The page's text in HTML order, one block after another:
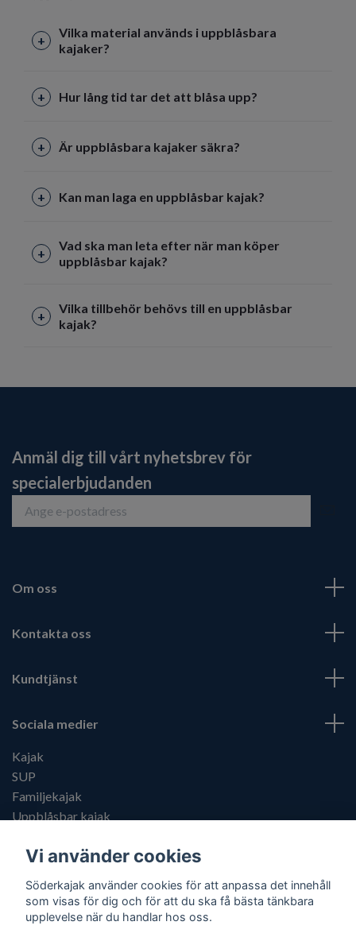
Vilka material används i uppblåsbara
kajaker?
Hur lång tid tar det att blåsa upp?
Är uppblåsbara kajaker säkra?
Kan man laga en uppblåsbar kajak?
Vad ska man leta efter när man köper
uppblåsbar kajak?
Vilka tillbehör behövs till en uppblåsbar
kajak?
Anmäl dig till vårt nyhetsbrev för
specialerbjudanden
Om oss
Kontakta oss
Kundtjänst
Sociala medier
Kajak
SUP
Familjekajak
Uppblåsbar kajak
Vi använder cookies
Söderkajak använder cookies för att anpassa det innehåll
som visas för dig och för att du ska få bästa tänkbara
upplevelse när du handlar hos oss.